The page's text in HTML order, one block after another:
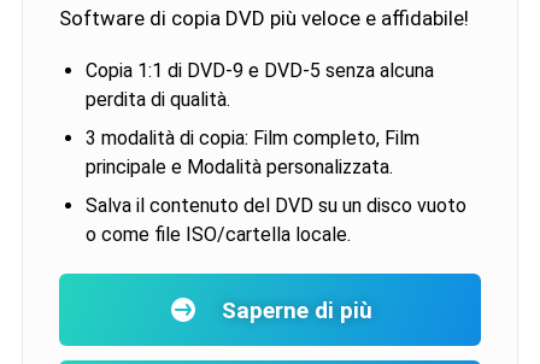
Software di copia DVD più veloce e affidabile!
Copia 1:1 di DVD-9 e DVD-5 senza alcuna
perdita di qualità.
3 modalità di copia: Film completo, Film
principale e Modalità personalizzata.
Salva il contenuto del DVD su un disco vuoto
o come file ISO/cartella locale.
Saperne di più